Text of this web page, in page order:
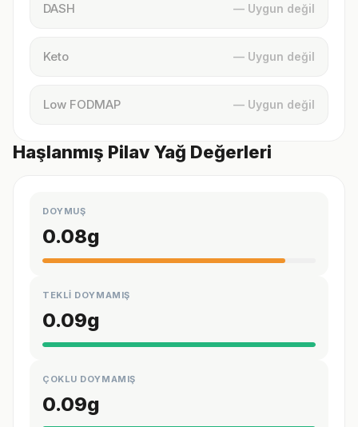
DASH — Uygun değil
Keto — Uygun değil
Low FODMAP — Uygun değil
Haşlanmış Pilav Yağ Değerleri
DOYMUŞ
0.08g
TEKLİ DOYMAMIŞ
0.09g
ÇOKLU DOYMAMIŞ
0.09g